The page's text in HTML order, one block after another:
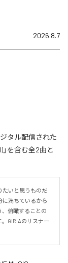
2026.8.7
タル配信された
」を含む全2曲と
たいと思うものだ
に満ちているから
、俯瞰することの
GIRIAのリスナー